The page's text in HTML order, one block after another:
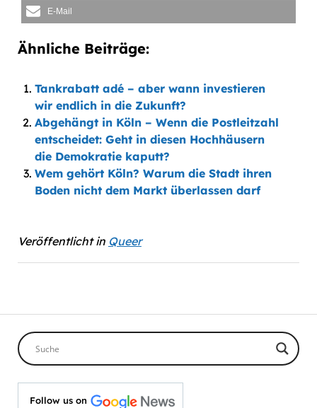
E-Mail
Ähnliche Beiträge:
Tankrabatt adé – aber wann investieren
wir endlich in die Zukunft?
Abgehängt in Köln – Wenn die Postleitzahl
entscheidet: Geht in diesen Hochhäusern
die Demokratie kaputt?
Wem gehört Köln? Warum die Stadt ihren
Boden nicht dem Markt überlassen darf
Veröffentlicht in Queer
Follow us on